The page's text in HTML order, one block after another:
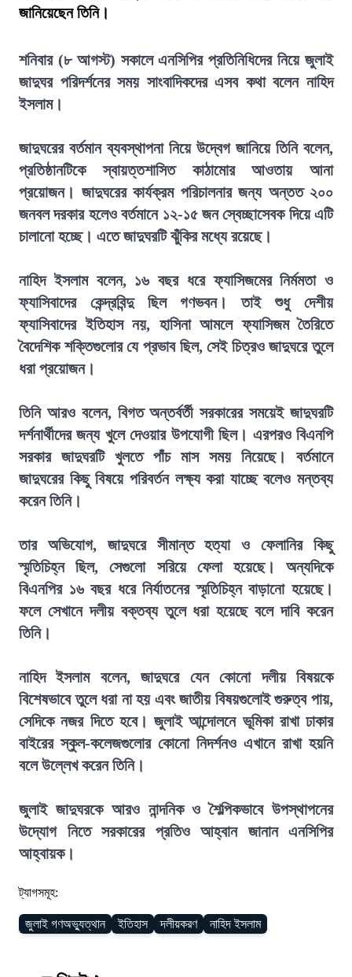
জানিয়েছেন তিনি।
শনিবার (৮ আগস্ট) সকালে এনসিপির প্রতিনিধিদের নিয়ে জুলাই
জাদুঘর পরিদর্শনের সময় সাংবাদিকদের এসব কথা বলেন নাহিদ
ইসলাম।
জাদুঘরের বর্তমান ব্যবস্থাপনা নিয়ে উদ্বেগ জানিয়ে তিনি বলেন,
প্রতিষ্ঠানটিকে স্বায়ত্তশাসিত কাঠামোর আওতায় আনা
প্রয়োজন। জাদুঘরের কার্যক্রম পরিচালনার জন্য অন্তত ২০০
জনবল দরকার হলেও বর্তমানে ১২-১৫ জন স্বেচ্ছাসেবক দিয়ে এটি
চালানো হচ্ছে। এতে জাদুঘরটি ঝুঁকির মধ্যে রয়েছে।
নাহিদ ইসলাম বলেন, ১৬ বছর ধরে ফ্যাসিজমের নির্মমতা ও
ফ্যাসিবাদের কেন্দ্রবিন্দু ছিল গণভবন। তাই শুধু দেশীয়
ফ্যাসিবাদের ইতিহাস নয়, হাসিনা আমলে ফ্যাসিজম তৈরিতে
বৈদেশিক শক্তিগুলোর যে প্রভাব ছিল, সেই চিত্রও জাদুঘরে তুলে
ধরা প্রয়োজন।
তিনি আরও বলেন, বিগত অন্তর্বর্তী সরকারের সময়েই জাদুঘরটি
দর্শনার্থীদের জন্য খুলে দেওয়ার উপযোগী ছিল। এরপরও বিএনপি
সরকার জাদুঘরটি খুলতে পাঁচ মাস সময় নিয়েছে। বর্তমানে
জাদুঘরের কিছু বিষয়ে পরিবর্তন লক্ষ্য করা যাচ্ছে বলেও মন্তব্য
করেন তিনি।
তার অভিযোগ, জাদুঘরে সীমান্ত হত্যা ও ফেলানির কিছু
স্মৃতিচিহ্ন ছিল, সেগুলো সরিয়ে ফেলা হয়েছে। অন্যদিকে
বিএনপির ১৬ বছর ধরে নির্যাতনের স্মৃতিচিহ্ন বাড়ানো হয়েছে।
ফলে সেখানে দলীয় বক্তব্য তুলে ধরা হয়েছে বলে দাবি করেন
তিনি।
নাহিদ ইসলাম বলেন, জাদুঘরে যেন কোনো দলীয় বিষয়কে
বিশেষভাবে তুলে ধরা না হয় এবং জাতীয় বিষয়গুলোই গুরুত্ব পায়,
সেদিকে নজর দিতে হবে। জুলাই আন্দোলনে ভূমিকা রাখা ঢাকার
বাইরের স্কুল-কলেজগুলোর কোনো নিদর্শনও এখানে রাখা হয়নি
বলে উল্লেখ করেন তিনি।
জুলাই জাদুঘরকে আরও নান্দনিক ও শৈল্পিকভাবে উপস্থাপনের
উদ্যোগ নিতে সরকারের প্রতিও আহ্বান জানান এনসিপির
আহ্বায়ক।
ট্যাগসমূহ:
জুলাই গণঅভ্যুত্থান ইতিহাস দলীয়করণ নাহিদ ইসলাম